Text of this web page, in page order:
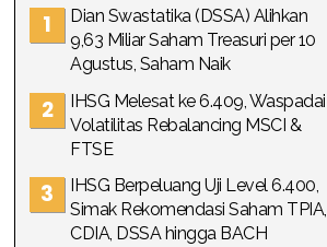
Dian Swastatika (DSSA) Alihkan
9,63 Miliar Saham Treasuri per 10
Agustus, Saham Naik
IHSG Melesat ke 6.409, Waspadai
Volatilitas Rebalancing MSCI &
FTSE
IHSG Berpeluang Uji Level 6.400,
Simak Rekomendasi Saham TPIA,
CDIA, DSSA hingga BACH